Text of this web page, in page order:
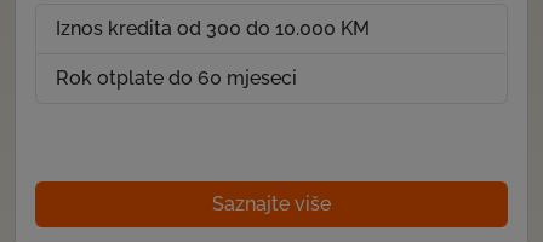
Iznos kredita od 300 do 10.000 KM
Rok otplate do 60 mjeseci
Saznajte više